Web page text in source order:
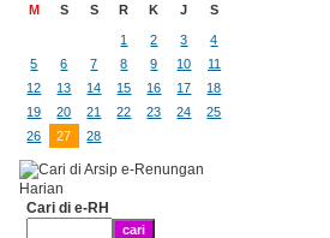
M
S S R K J S
1 2 3
4
5
6 7 8 9 10
11
12
13 14 15 16 17
18
19
20 21 22 23 24
25
26
27 28
Cari di e-RH